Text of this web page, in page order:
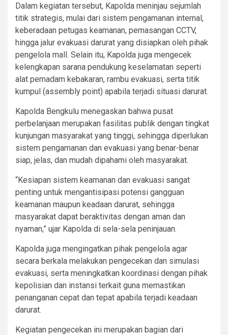
Dalam kegiatan tersebut, Kapolda meninjau sejumlah
titik strategis, mulai dari sistem pengamanan internal,
keberadaan petugas keamanan, pemasangan CCTV,
hingga jalur evakuasi darurat yang disiapkan oleh pihak
pengelola mall. Selain itu, Kapolda juga mengecek
kelengkapan sarana pendukung keselamatan seperti
alat pemadam kebakaran, rambu evakuasi, serta titik
kumpul (assembly point) apabila terjadi situasi darurat.
Kapolda Bengkulu menegaskan bahwa pusat
perbelanjaan merupakan fasilitas publik dengan tingkat
kunjungan masyarakat yang tinggi, sehingga diperlukan
sistem pengamanan dan evakuasi yang benar-benar
siap, jelas, dan mudah dipahami oleh masyarakat.
“Kesiapan sistem keamanan dan evakuasi sangat
penting untuk mengantisipasi potensi gangguan
keamanan maupun keadaan darurat, sehingga
masyarakat dapat beraktivitas dengan aman dan
nyaman,” ujar Kapolda di sela-sela peninjauan.
Kapolda juga mengingatkan pihak pengelola agar
secara berkala melakukan pengecekan dan simulasi
evakuasi, serta meningkatkan koordinasi dengan pihak
kepolisian dan instansi terkait guna memastikan
penanganan cepat dan tepat apabila terjadi keadaan
darurat.
Kegiatan pengecekan ini merupakan bagian dari